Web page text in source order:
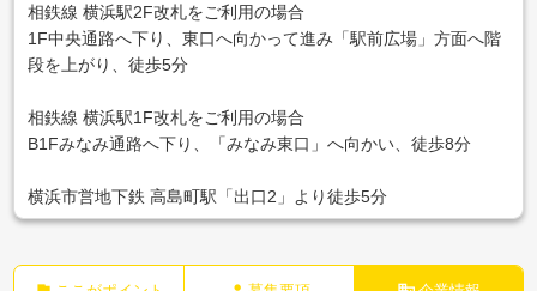
相鉄線 横浜駅2F改札をご利用の場合
1F中央通路へ下り、東口へ向かって進み「駅前広場」方面へ階
段を上がり、徒歩5分
相鉄線 横浜駅1F改札をご利用の場合
B1Fみなみ通路へ下り、「みなみ東口」へ向かい、徒歩8分
横浜市営地下鉄 高島町駅「出口2」より徒歩5分